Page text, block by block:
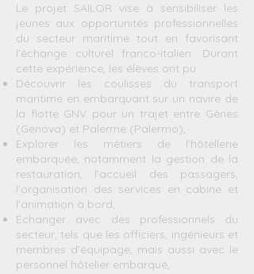
Le projet SAILOR vise à sensibiliser les
jeunes aux opportunités professionnelles
du secteur maritime tout en favorisant
l’échange culturel franco-italien. Durant
cette expérience, les élèves ont pu :
Découvrir les coulisses du transport
maritime en embarquant sur un navire de
la flotte GNV pour un trajet entre Gênes
(Genova) et Palerme (Palermo),
Explorer les métiers de l’hôtellerie
embarquée, notamment la gestion de la
restauration, l’accueil des passagers,
l’organisation des services en cabine et
l’animation à bord,
Échanger avec des professionnels du
secteur, tels que les officiers, ingénieurs et
membres d’équipage, mais aussi avec le
personnel hôtelier embarqué,